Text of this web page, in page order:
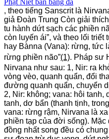
Phật Niết bàn bằng đá
, theo tiếng Sanscrit là
giả Đoàn Trung Còn giải
tu hành dứt sạch các phiền
còn luyến ái”, và theo lối triết
hay Bànna (Vana): rừng, tức
rừng phiền não”(1). Pháp sư
Nirvana như sau: 1, Nir: ra
vòng vèo, quanh quẩn, đổi
đường quanh quẩn, chuyển
2, Nir: không; vana: hôi tanh,
tanh, dơ bẩn (thanh tịnh,
vana: rừng rậm, Nirvana là
phiền tạp của đời sống).
đồng nhất song đều có